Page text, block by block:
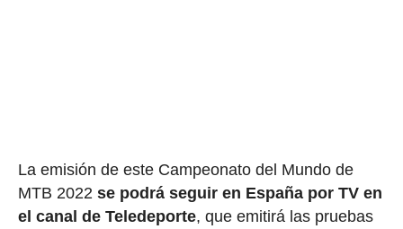
La emisión de este Campeonato del Mundo de
MTB 2022 se podrá seguir en España por TV en
el canal de Teledeporte, que emitirá las pruebas